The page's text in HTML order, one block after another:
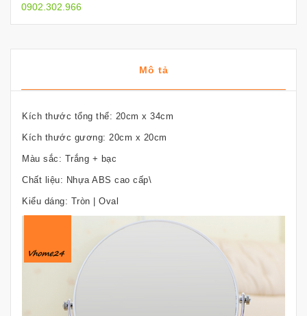
0902.302.966
Mô tả
Kích thước tổng thể: 20cm x 34cm
Kích thước gương: 20cm x 20cm
Màu sắc: Trắng + bạc
Chất liệu: Nhựa ABS cao cấp\
Kiểu dáng: Tròn | Oval